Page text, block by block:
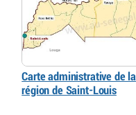
Carte administrative de la
région de Saint-Louis